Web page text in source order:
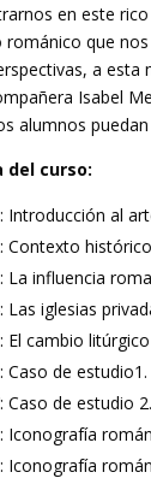
en este
que
a
Isabel
alumnos
del curso:
Introducción al
Contexto
La influencia
Las iglesias
El cambio
Caso de
Caso de estudio
Iconografía
Iconografía